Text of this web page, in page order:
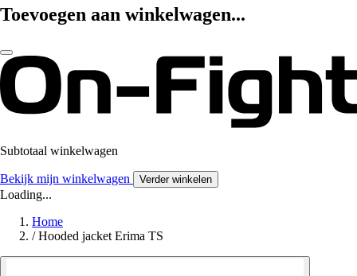
Toevoegen aan winkelwagen...
Subtotaal winkelwagen
Bekijk mijn winkelwagen Verder winkelen
Loading...
Home
/ Hooded jacket Erima TS